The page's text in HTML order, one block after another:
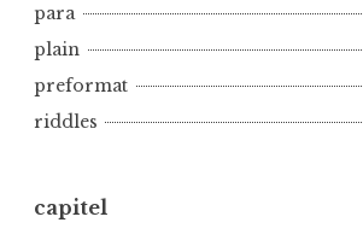
para
plain
preformat
riddles
capitel